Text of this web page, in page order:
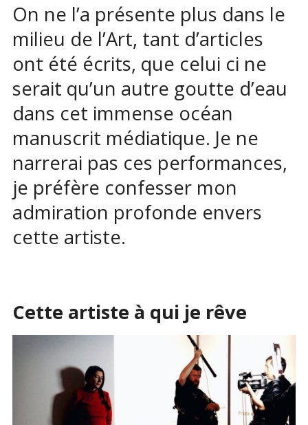
On ne l’a présente plus dans le
milieu de l’Art, tant d’articles
ont été écrits, que celui ci ne
serait qu’un autre goutte d’eau
dans cet immense océan
manuscrit médiatique. Je ne
narrerai pas ces performances,
je préfère confesser mon
admiration profonde envers
cette artiste.
Cette artiste à qui je rêve